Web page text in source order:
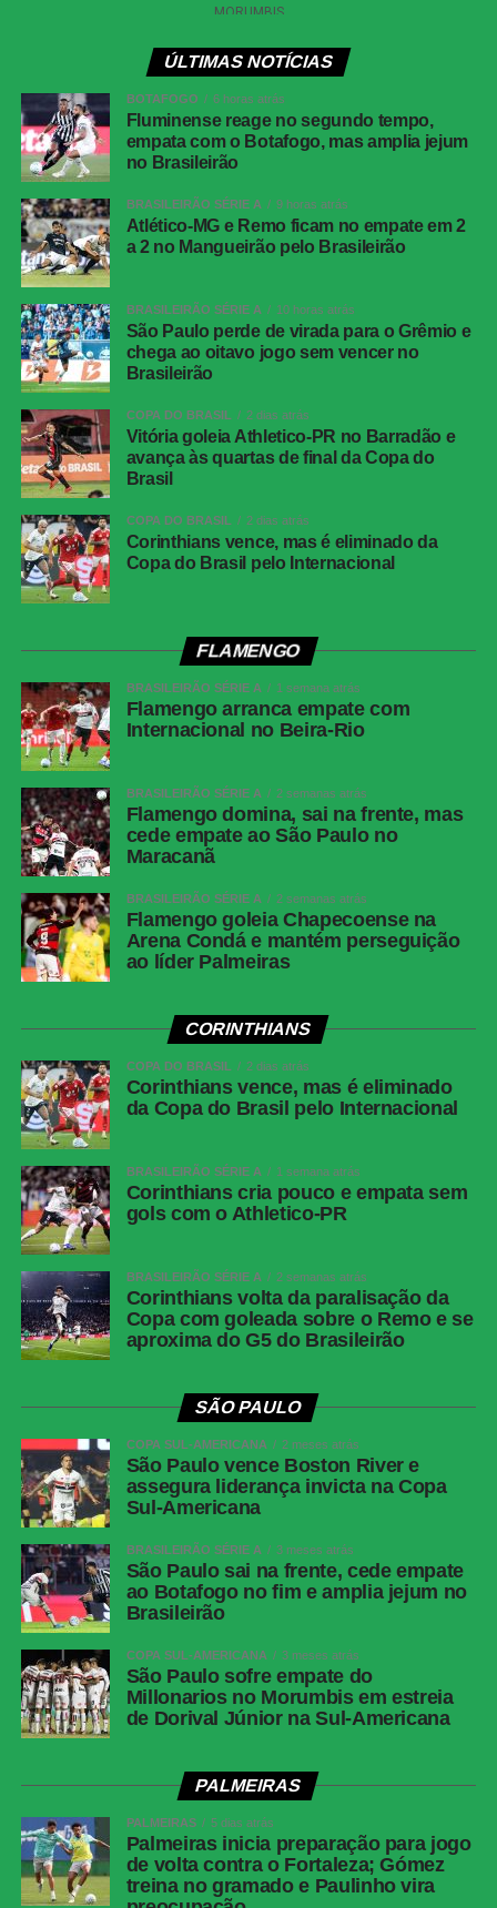
Próximos jogos
Fluminense x Bahia
Competição
: Campeonato Brasileiro – 21ª rodada
Data e horário:29 de julho de 2026 (quarta-feira), às
21h30 (de Brasília)
Local:Maracanã, no Rio de Janeiro (RJ)
Corinthians x Athletico-PR
Competição
Data e horário:30 de julho de 2026 (quinta-feira), às
19h30 (de Brasília)
Local:Neo Química Arena, em São Paulo (SP)
Atlético-MG marca nos acréscimos, vence o
Juventude e avança às quartas da Copa do Brasil
FICHA
TÉCNICA
Placar
Competição
Campeonato Brasileiro — 20ª rodada
Data
26 de julho de 2026, domingo
Horário
16h (de Brasília)
Local
Cartões
amarelos
Bahia: David Duarte, Rogério Ceni e Zé
Guilherme. Corinthians: Fabrizio Angileri,
Raniele, Breno Bidon e Allan.
Cartões
vermelhos
Árbitro
Ramon Abatti Abel (SC)
Assistentes
Alex dos Santos (SC) e Henrique Neu Ribeiro
VAR
Rodolpho Toski Marques (SC)
Gol do
Corinthians
Fabrizio Angileri, aos 7 minutos do primeiro
tempo
Gol do
Bahia
David Duarte, aos 48 minutos do segundo
Bahia
Ronaldo; Roman Gómez, David Duarte, Ramos
Mingo e Zé Guilherme (Luciano Juba);
Pulga (Sanabria) e Alejo Véliz (Willian José).
Técnico: Rogério Ceni.
Corinthians
Hugo Souza; Matheuzinho, Gabriel Paulista,
Milans); Raniele (Matheus Pereira), André
(Allan), Breno Bidon (Zakaria Labyad) e
Rodrigo Garro; Kaio César e Yuri Alberto
(André Carrillo). Técnico: Fernando Diniz.
COMENTE ABAIXO:
WhatsApp
Facebook
Twitter
Messenger
Share
ÚLTIMAS NOTÍCIAS
BOTAFOGO 6 horas atrás
Fluminense reage no segundo tempo,
empata com o Botafogo, mas amplia jejum
no Brasileirão
BRASILEIRÃO SÉRIE A 9 horas atrás
Atlético-MG e Remo ficam no empate em 2
a 2 no Mangueirão pelo Brasileirão
BRASILEIRÃO SÉRIE A 10 horas atrás
São Paulo perde de virada para o Grêmio e
chega ao oitavo jogo sem vencer no
Brasileirão
COPA DO BRASIL 2 dias atrás
Vitória goleia Athletico-PR no Barradão e
avança às quartas de final da Copa do
Brasil
COPA DO BRASIL 2 dias atrás
Corinthians vence, mas é eliminado da
Copa do Brasil pelo Internacional
FLAMENGO
BRASILEIRÃO SÉRIE A 1 semana atrás
Flamengo arranca empate com
Internacional no Beira-Rio
BRASILEIRÃO SÉRIE A 2 semanas atrás
Flamengo domina, sai na frente, mas
cede empate ao São Paulo no
Maracanã
BRASILEIRÃO SÉRIE A 2 semanas atrás
Flamengo goleia Chapecoense na
Arena Condá e mantém perseguição
ao líder Palmeiras
CORINTHIANS
COPA DO BRASIL 2 dias atrás
Corinthians vence, mas é eliminado
da Copa do Brasil pelo Internacional
BRASILEIRÃO SÉRIE A 1 semana atrás
Corinthians cria pouco e empata sem
gols com o Athletico-PR
BRASILEIRÃO SÉRIE A 2 semanas atrás
Corinthians volta da paralisação da
Copa com goleada sobre o Remo e se
aproxima do G5 do Brasileirão
SÃO PAULO
COPA SUL-AMERICANA 2 meses atrás
São Paulo vence Boston River e
assegura liderança invicta na Copa
Sul-Americana
BRASILEIRÃO SÉRIE A 3 meses atrás
São Paulo sai na frente, cede empate
ao Botafogo no fim e amplia jejum no
Brasileirão
COPA SUL-AMERICANA 3 meses atrás
São Paulo sofre empate do
Millonarios no Morumbis em estreia
de Dorival Júnior na Sul-Americana
PALMEIRAS
PALMEIRAS 5 dias atrás
Palmeiras inicia preparação para jogo
de volta contra o Fortaleza; Gómez
treina no gramado e Paulinho vira